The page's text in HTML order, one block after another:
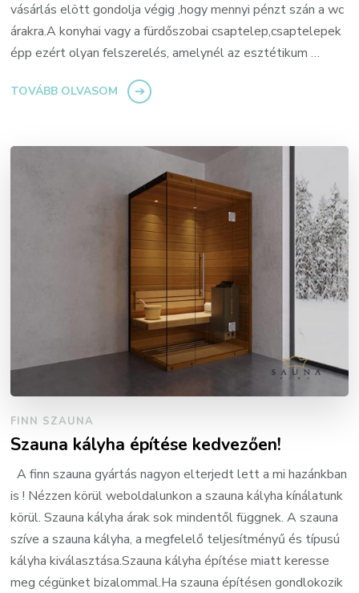
vásárlás elött gondolja végig ,hogy mennyi pénzt szán a wc
árakra.A konyhai vagy a fürdőszobai csaptelep,csaptelepek
épp ezért olyan felszerelés, amelynél az esztétikum …
TOVÁBB OLVASOM
FINN SZAUNA
Szauna kályha építése kedvezően!
A finn szauna gyártás nagyon elterjedt lett a mi hazánkban
is ! Nézzen körül weboldalunkon a szauna kályha kínálatunk
körül. Szauna kályha árak sok mindentől függnek. A szauna
szíve a szauna kályha, a megfelelő teljesítményű és típusú
kályha kiválasztása.Szauna kályha építése miatt keresse
meg cégünket bizalommal.Ha szauna építésen gondlokozik